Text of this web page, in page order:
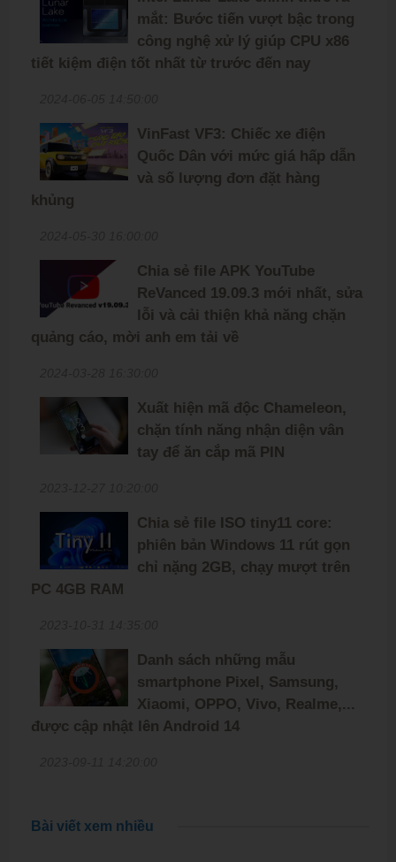
mắt: Bước tiến vượt bậc trong
công nghệ xử lý giúp CPU x86
tiết kiệm điện tốt nhất từ trước đến nay
VinFast VF3: Chiếc xe điện
Quốc Dân với mức giá hấp dẫn
và số lượng đơn đặt hàng
khủng
Chia sẻ file APK YouTube
ReVanced 19.09.3 mới nhất, sửa
lỗi và cải thiện khả năng chặn
quảng cáo, mời anh em tải về
Xuất hiện mã độc Chameleon,
chặn tính năng nhận diện vân
tay để ăn cắp mã PIN
Chia sẻ file ISO tiny11 core:
phiên bản Windows 11 rút gọn
chỉ nặng 2GB, chạy mượt trên
PC 4GB RAM
Danh sách những mẫu
smartphone Pixel, Samsung,
Xiaomi, OPPO, Vivo, Realme,...
được cập nhật lên Android 14
Bài viết xem nhiều